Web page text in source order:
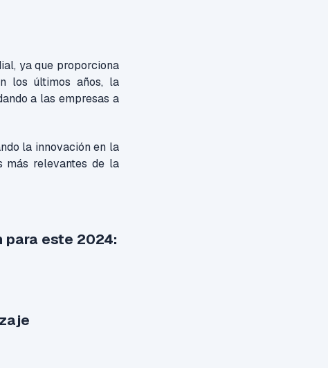
ya que proporciona
los últimos años, la
a las empresas a
la innovación en la
más relevantes de la
para este 2024: